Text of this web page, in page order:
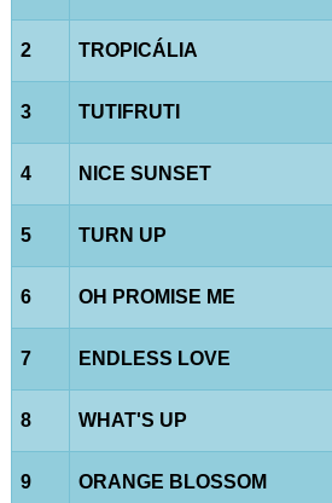
2 TROPICÁLIA
3 TUTIFRUTI
4 NICE SUNSET
5 TURN UP
6 OH PROMISE ME
7 ENDLESS LOVE
8 WHAT'S UP
9 ORANGE BLOSSOM